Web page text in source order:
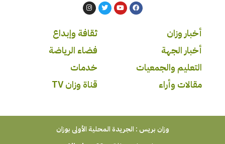
أخبار وزان
أخبار الجهة
التعليم والجمعيات
مقالات وأراء
ثقافة وإبداع
فضاء الرياضة
خدمات
قناة وزان TV
وزان بريس : الجريدة المحلية الأولى بوزان